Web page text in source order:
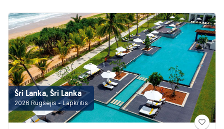
Šri Lanka, Šri Lanka
2026 Rugsėjis - Lapkritis